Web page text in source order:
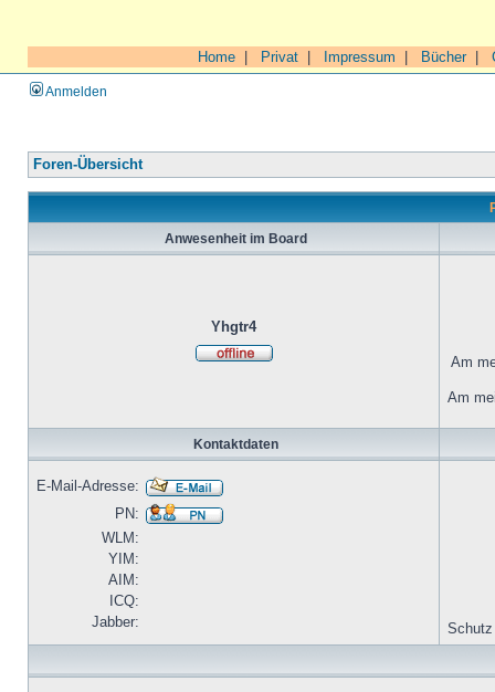
Home Privat Impressum Bücher|
Anmelden
Foren-Übersicht
Anwesenheit im Board
Yhgtr4
Am
Am
Kontaktdaten
E-Mail-Adresse:
PN:
WLM:
YIM:
AIM:
ICQ:
Jabber:
Schutz